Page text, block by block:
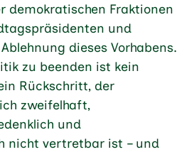
demokratischen Fraktionen
und
dieses Vorhabens.
zu beenden ist kein
Rückschritt, der
zweifelhaft,
und
nicht vertretbar ist – und